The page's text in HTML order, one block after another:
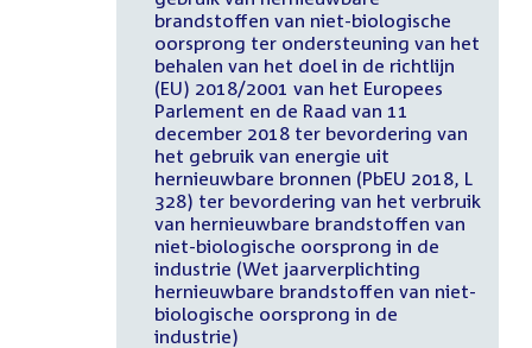
brandstoffen van niet-biologische
oorsprong ter ondersteuning van het
behalen van het doel in de richtlijn
(EU) 2018/2001 van het Europees
Parlement en de Raad van 11
december 2018 ter bevordering van
het gebruik van energie uit
hernieuwbare bronnen (PbEU 2018, L
328) ter bevordering van het verbruik
van hernieuwbare brandstoffen van
niet-biologische oorsprong in de
industrie (Wet jaarverplichting
hernieuwbare brandstoffen van niet-
biologische oorsprong in de
industrie)